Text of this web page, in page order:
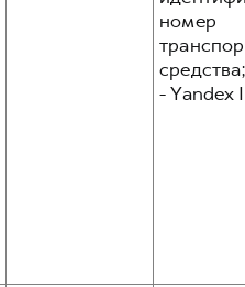
номер
средства;
- Yandex